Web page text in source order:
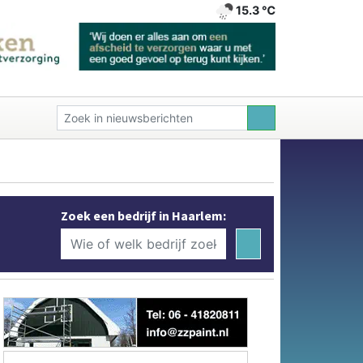
15.3 ℃
Zoek een bedrijf in Haarlem: